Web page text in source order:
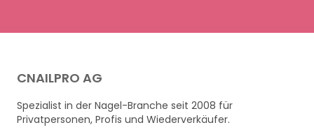
CNAILPRO AG
Spezialist in der Nagel-Branche seit 2008 für
Privatpersonen, Profis und Wiederverkäufer.